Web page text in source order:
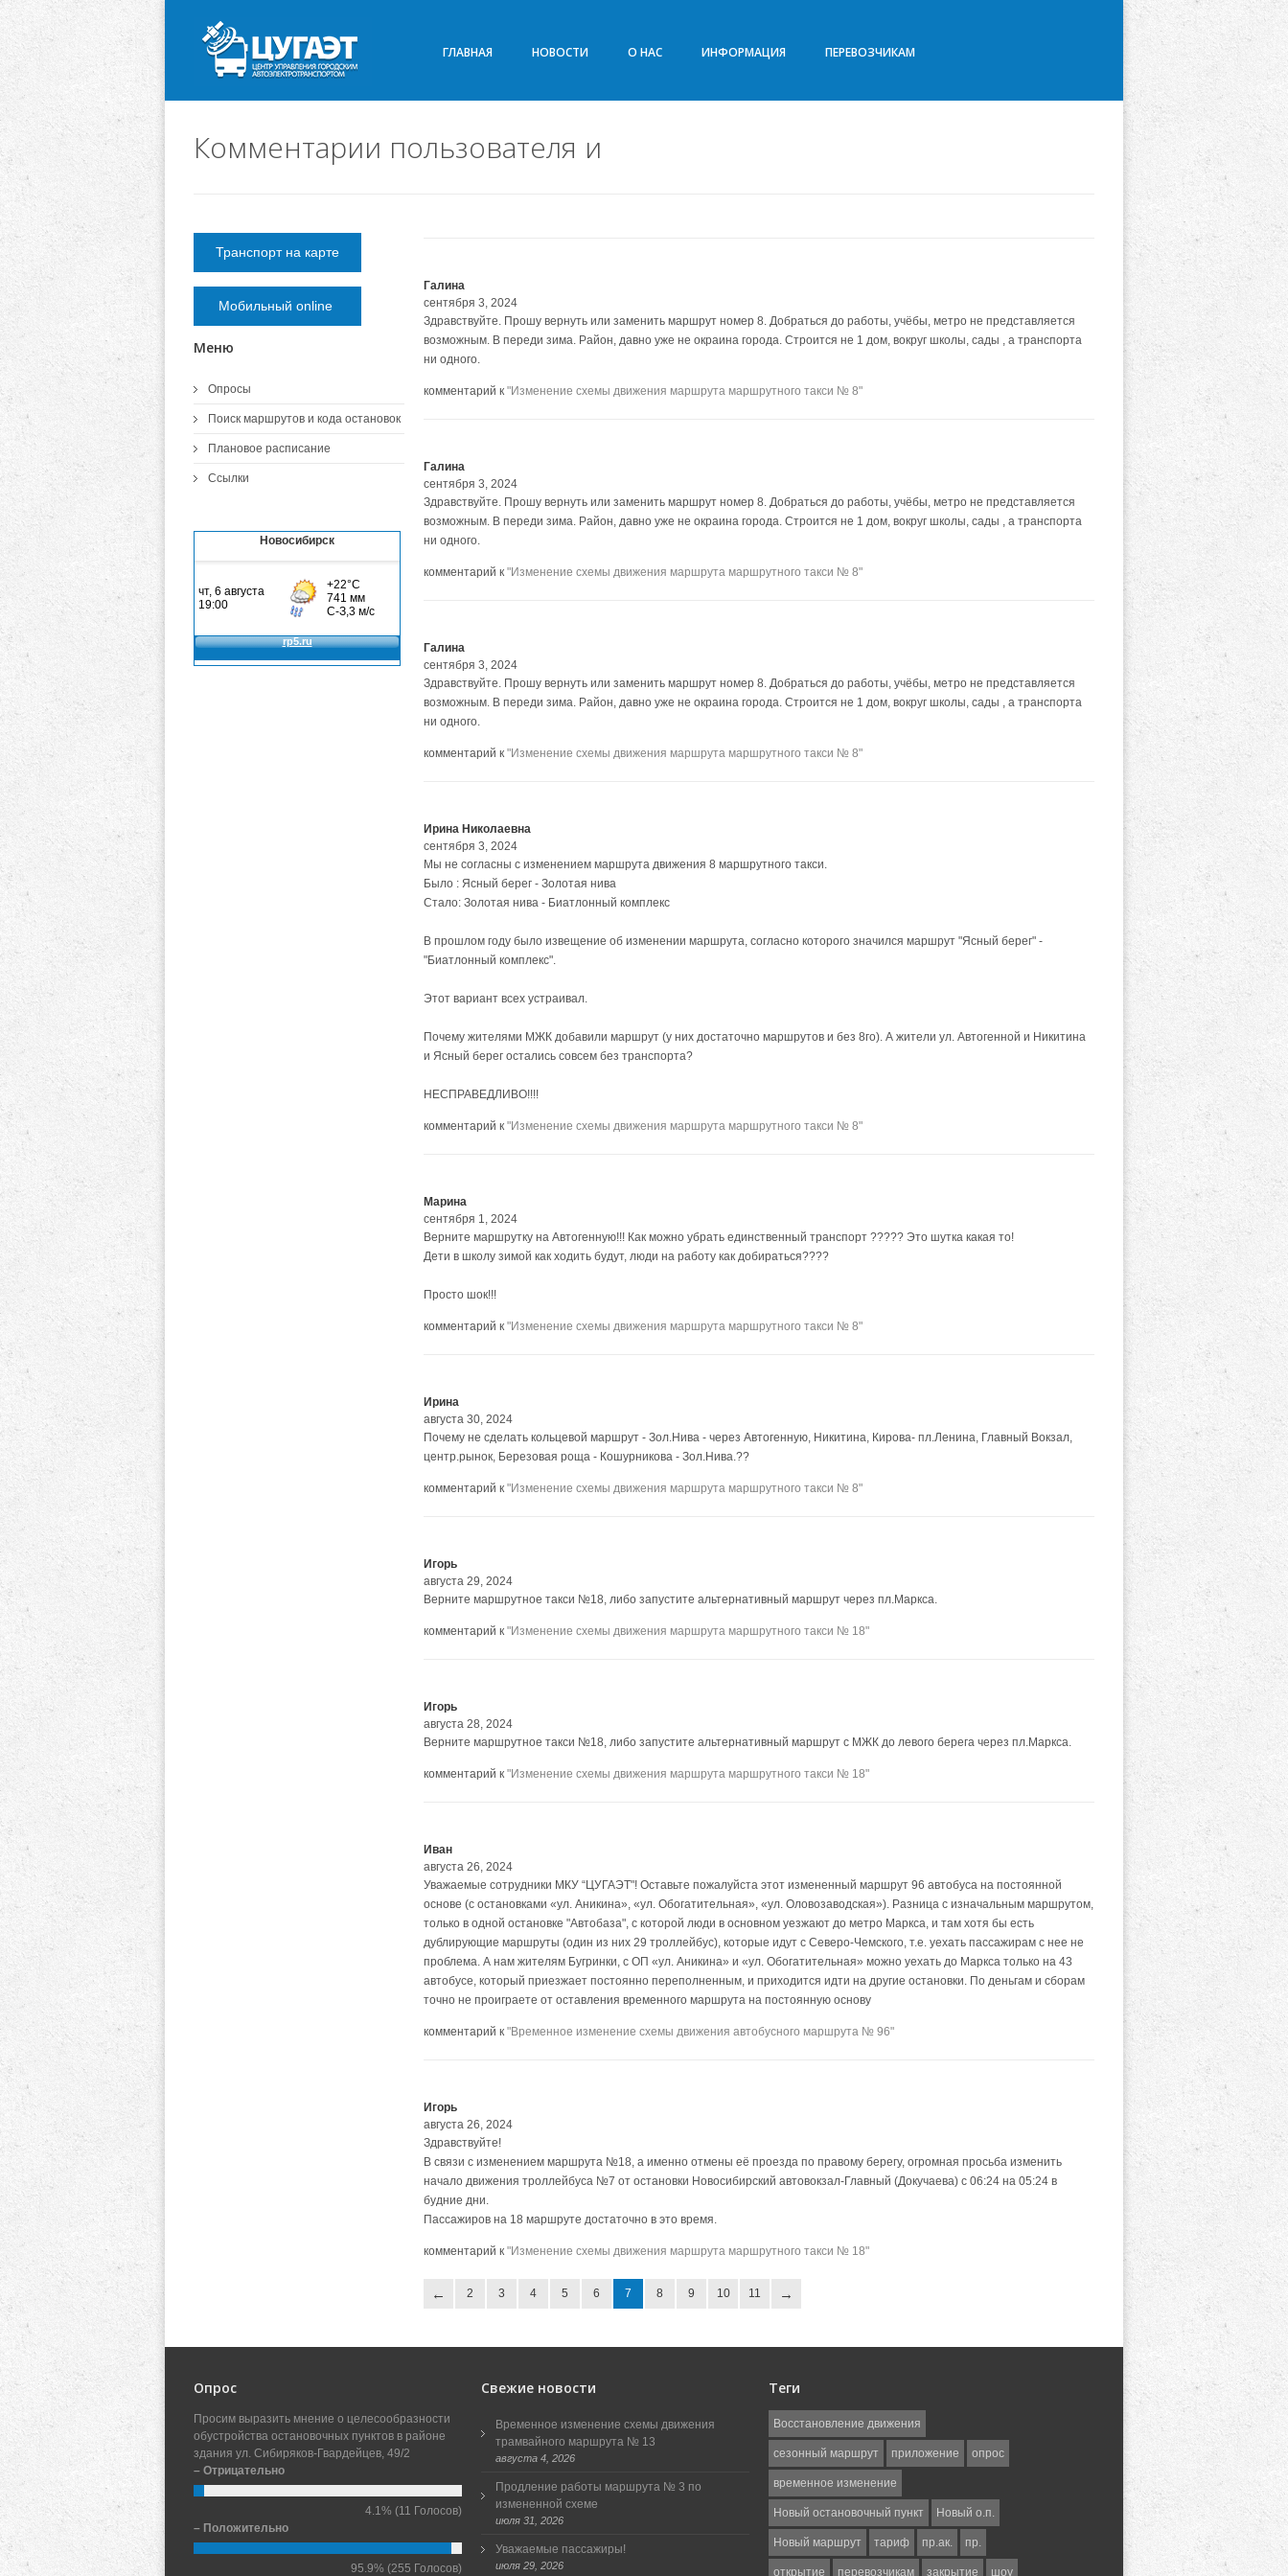
ГЛАВНАЯ НОВОСТИ О НАС ИНФОРМАЦИЯ ПЕРЕВОЗЧИКАМ
Комментарии пользователя и
Галина
сентября 3, 2024
Здравствуйте. Прошу вернуть или заменить маршрут номер 8. Добраться до работы, учёбы, метро не представляется
возможным. В переди зима. Район, давно уже не окраина города. Строится не 1 дом, вокруг школы, сады , а транспорта
ни одного.
комментарий к "Изменение схемы движения маршрута маршрутного такси № 8"
Галина
сентября 3, 2024
Здравствуйте. Прошу вернуть или заменить маршрут номер 8. Добраться до работы, учёбы, метро не представляется
возможным. В переди зима. Район, давно уже не окраина города. Строится не 1 дом, вокруг школы, сады , а транспорта
ни одного.
комментарий к "Изменение схемы движения маршрута маршрутного такси № 8"
Галина
сентября 3, 2024
Здравствуйте. Прошу вернуть или заменить маршрут номер 8. Добраться до работы, учёбы, метро не представляется
возможным. В переди зима. Район, давно уже не окраина города. Строится не 1 дом, вокруг школы, сады , а транспорта
ни одного.
комментарий к "Изменение схемы движения маршрута маршрутного такси № 8"
Ирина Николаевна
сентября 3, 2024
Мы не согласны с изменением маршрута движения 8 маршрутного такси.
Было : Ясный берег - Золотая нива
Стало: Золотая нива - Биатлонный комплекс
В прошлом году было извещение об изменении маршрута, согласно которого значился маршрут "Ясный берег" -
"Биатлонный комплекс".
Этот вариант всех устраивал.
Почему жителями МЖК добавили маршрут (у них достаточно маршрутов и без 8го). А жители ул. Автогенной и Никитина
и Ясный берег остались совсем без транспорта?
НЕСПРАВЕДЛИВО!!!!
комментарий к "Изменение схемы движения маршрута маршрутного такси № 8"
Марина
сентября 1, 2024
Верните маршрутку на Автогенную!!! Как можно убрать единственный транспорт ????? Это шутка какая то!
Дети в школу зимой как ходить будут, люди на работу как добираться????
Просто шок!!!
комментарий к "Изменение схемы движения маршрута маршрутного такси № 8"
Ирина
августа 30, 2024
Почему не сделать кольцевой маршрут - Зол.Нива - через Автогенную, Никитина, Кирова- пл.Ленина, Главный Вокзал,
центр.рынок, Березовая роща - Кошурникова - Зол.Нива.??
комментарий к "Изменение схемы движения маршрута маршрутного такси № 8"
Игорь
августа 29, 2024
Верните маршрутное такси №18, либо запустите альтернативный маршрут через пл.Маркса.
комментарий к "Изменение схемы движения маршрута маршрутного такси № 18"
Игорь
августа 28, 2024
Верните маршрутное такси №18, либо запустите альтернативный маршрут с МЖК до левого берега через пл.Маркса.
комментарий к "Изменение схемы движения маршрута маршрутного такси № 18"
Иван
августа 26, 2024
Уважаемые сотрудники МКУ “ЦУГАЭТ"! Оставьте пожалуйста этот измененный маршрут 96 автобуса на постоянной
основе (с остановками «ул. Аникина», «ул. Обогатительная», «ул. Оловозаводская»). Разница с изначальным маршрутом,
только в одной остановке "Автобаза", с которой люди в основном уезжают до метро Маркса, и там хотя бы есть
дублирующие маршруты (один из них 29 троллейбус), которые идут с Северо-Чемского, т.е. уехать пассажирам с нее не
проблема. А нам жителям Бугринки, с ОП «ул. Аникина» и «ул. Обогатительная» можно уехать до Маркса только на 43
автобусе, который приезжает постоянно переполненным, и приходится идти на другие остановки. По деньгам и сборам
точно не проиграете от оставления временного маршрута на постоянную основу
комментарий к "Временное изменение схемы движения автобусного маршрута № 96"
Игорь
августа 26, 2024
Здравствуйте!
В связи с изменением маршрута №18, а именно отмены её проезда по правому берегу, огромная просьба изменить
начало движения троллейбуса №7 от остановки Новосибирский автовокзал-Главный (Докучаева) с 06:24 на 05:24 в
будние дни.
Пассажиров на 18 маршруте достаточно в это время.
комментарий к "Изменение схемы движения маршрута маршрутного такси № 18"
2 3 4 5 6 7 8 9 10 11
Транспорт на карте
Мобильный online
Меню
Опросы
Поиск маршрутов и кода остановок
Плановое расписание
Ссылки
Новосибирск
Опрос
Просим выразить мнение о целесообразности
обустройства остановочных пунктов в районе
здания ул. Сибиряков-Гвардейцев, 49/2
– Отрицательно
4.1% (11 Голосов)
– Положительно
95.9% (255 Голосов)
Свежие новости
Временное изменение схемы движения
трамвайного маршрута № 13
августа 4, 2026
Продление работы маршрута № 3 по
измененной схеме
июля 31, 2026
Уважаемые пассажиры!
июля 29, 2026
Теги
Восстановление движения
сезонный маршрут приложение опрос
временное изменение
Новый остановочный пункт Новый о.п.
Новый маршрут тариф пр.ак. пр.
открытие перевозчикам закрытие шоу